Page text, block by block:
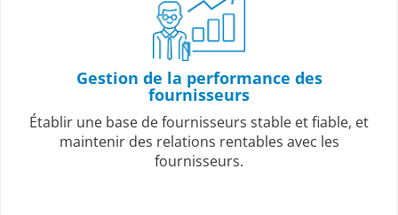
Gestion de la performance des
fournisseurs
Établir une base de fournisseurs stable et fiable, et
maintenir des relations rentables avec les
fournisseurs.